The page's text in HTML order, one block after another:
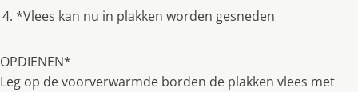
*Vlees kan nu in plakken worden gesneden
OPDIENEN*
Leg op de voorverwarmde borden de plakken vlees met